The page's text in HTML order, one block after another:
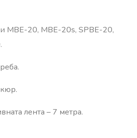
MBE-20, MBE-20s, SPBE-20,
лента – 7 метра.